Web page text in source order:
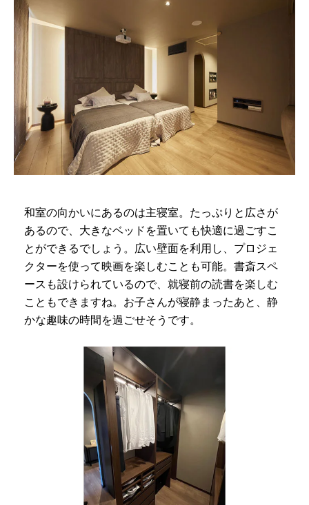
和室の向かいにあるのは主寝室。たっぷりと広さが
あるので、大きなベッドを置いても快適に過ごすこ
とができるでしょう。広い壁面を利用し、プロジェ
クターを使って映画を楽しむことも可能。書斎スペ
ースも設けられているので、就寝前の読書を楽しむ
こともできますね。お子さんが寝静まったあと、静
かな趣味の時間を過ごせそうです。